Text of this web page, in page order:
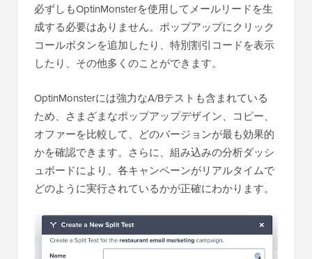
必ずしもOptinMonsterを使用してメールリードを生
成する必要はありません。ポップアップにクリック
コールボタンを追加したり、特別割引コードを表示
したり、その他多くのことができます。
OptinMonsterには強力なA/Bテストも含まれている
ため、さまざまなポップアップデザイン、コピー、
オファーを比較して、どのバージョンが最も効果的
かを確認できます。さらに、組み込みの分析ダッシ
ュボードにより、各キャンペーンがリアルタイムで
どのように実行されているかが正確にわかります。